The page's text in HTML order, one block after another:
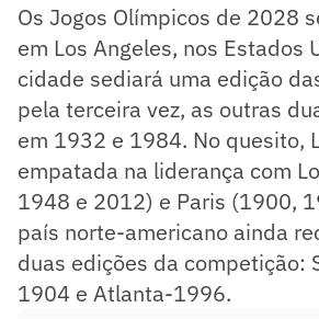
Os Jogos Olímpicos de 2028
em Los Angeles, nos Estados
cidade sediará uma edição
pela terceira vez, as outras
em 1932 e 1984. No quesito,
empatada na liderança com
1948 e 2012) e Paris (1900,
país norte-americano ainda
duas edições da competição:
1904 e Atlanta-1996.